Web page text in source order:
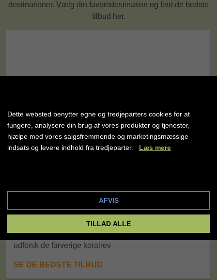
destinationer. Vælg din favoritdestination og find de bedste
tilbud her.
Rejser til Sharm el Sheikh
Tag med os til Sharm el Sheikh fra kun 3.695,- per
person. Nyd solrige dage på de mange flotte strande &
udforsk de farverige koralrev
SE DE BEDSTE TILBUD
Dette websted benytter egne og tredjeparters cookies for at
fungere, analysere din brug af vores produkter og tjenester,
hjælpe med vores salgsfremmende og marketingsmæssige
indsats og levere indhold fra tredjeparter. Læs mere
AFVIS
TILLAD ALLE